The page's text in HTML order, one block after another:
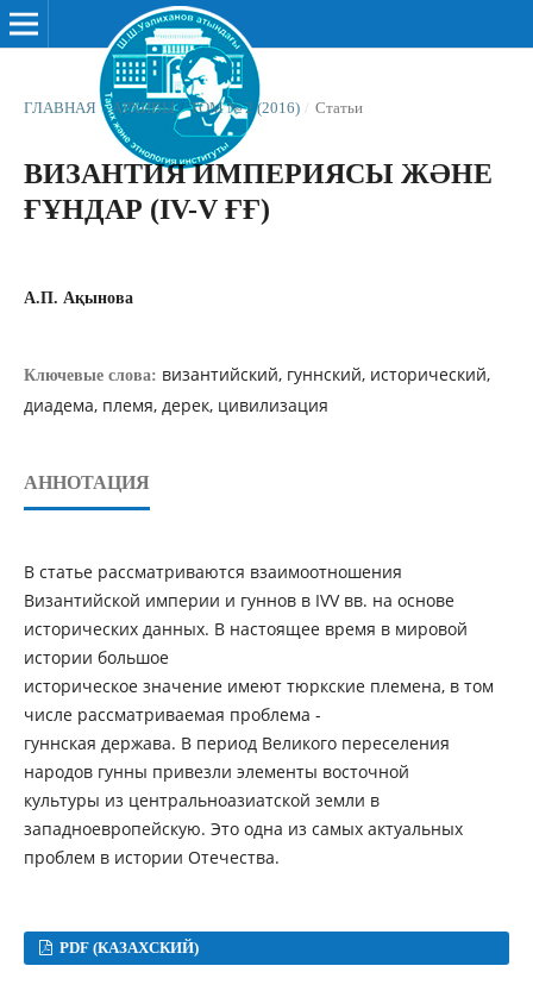
ГЛАВНАЯ / АРХИВЫ / ТОМ № 2 (2016) / Статьи
ВИЗАНТИЯ ИМПЕРИЯСЫ ЖƏНЕ
ҒҰНДАР (IV-V ҒҒ)
А.П. Ақынова
Ключевые слова: византийский, гуннский, исторический,
диадема, племя, дерек, цивилизация
АННОТАЦИЯ
В статье рассматриваются взаимоотношения
Византийской империи и гуннов в IVV вв. на основе
исторических данных. В настоящее время в мировой
истории большое
историческое значение имеют тюркские племена, в том
числе рассматриваемая проблема -
гуннская держава. В период Великого переселения
народов гунны привезли элементы восточной
культуры из центральноазиатской земли в
западноевропейскую. Это одна из самых актуальных
проблем в истории Отечества.
PDF (КАЗАХСКИЙ)